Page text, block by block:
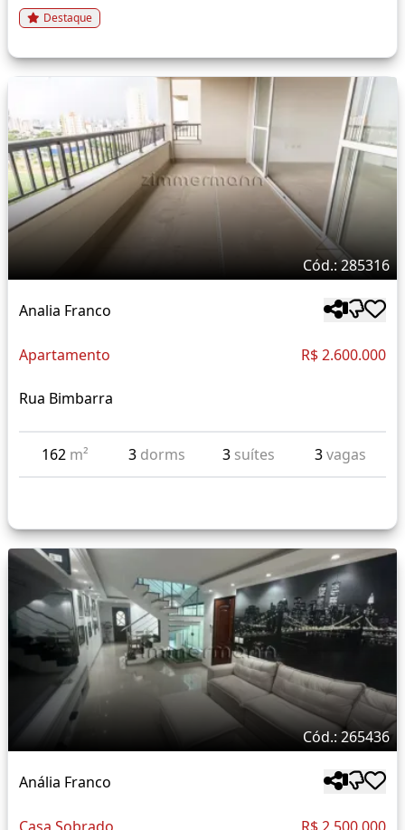
Destaque
Cód.: 285316
Analia Franco
Apartamento R$ 2.600.000
Rua Bimbarra
162 m² 3 dorms 3 suítes 3vagas
Cód.: 265436
Anália Franco